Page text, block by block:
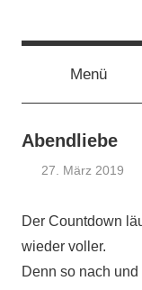
Menü
Abendliebe
27. März 2019
Der Countdown
wieder voller.
Denn so nach